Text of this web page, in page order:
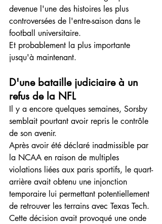
devenue l'une des histoires les plus
controversées de l'entre-saison dans le
football universitaire.
Et probablement la plus importante
jusqu'à maintenant.
D'une bataille judiciaire à un
refus de la NFL
Il y a encore quelques semaines, Sorsby
semblait pourtant avoir repris le contrôle
de son avenir.
Après avoir été déclaré inadmissible par
la NCAA en raison de multiples
violations liées aux paris sportifs, le quart-
arrière avait obtenu une injonction
temporaire lui permettant potentiellement
de retrouver les terrains avec Texas Tech.
Cette décision avait provoqué une onde